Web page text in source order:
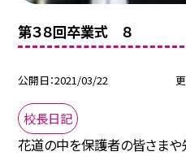
第３８回卒業式 ８
公開日 2021/03/22
校長日記
花道の中を保護者の皆さまや